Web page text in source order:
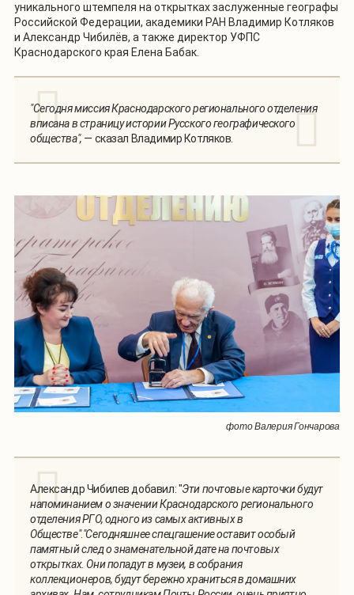
уникального штемпеля на открытках заслуженные географы
Российской Федерации, академики РАН Владимир Котляков
и Александр Чибилёв, а также директор УФПС
Краснодарского края Елена Бабак.
"Сегодня миссия Краснодарского регионального отделения
вписана в страницу истории Русского географического
общества", — сказал Владимир Котляков.
фото Валерия Гончарова
Александр Чибилев добавил: "Эти почтовые карточки будут
напоминанием о значении Краснодарского регионального
отделения РГО, одного из самых активных в
Обществе"."Сегодняшнее спецгашение оставит особый
памятный след о знаменательной дате на почтовых
открытках. Они попадут в музеи, в собрания
коллекционеров, будут бережно храниться в домашних